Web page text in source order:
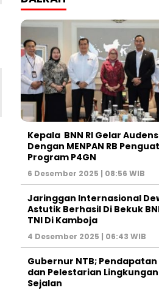
Kepala BNN RI Gelar
Dengan MENPAN RB
Program P4GN
6 Desember 2025 | 08:56 WIB
Jaringgan Internasional
Astutik Berhasil Di Bekuk
TNI Di Kamboja
4 Desember 2025 | 06:43 WIB
Gubernur NTB;
dan Pelestarian
Sejalan